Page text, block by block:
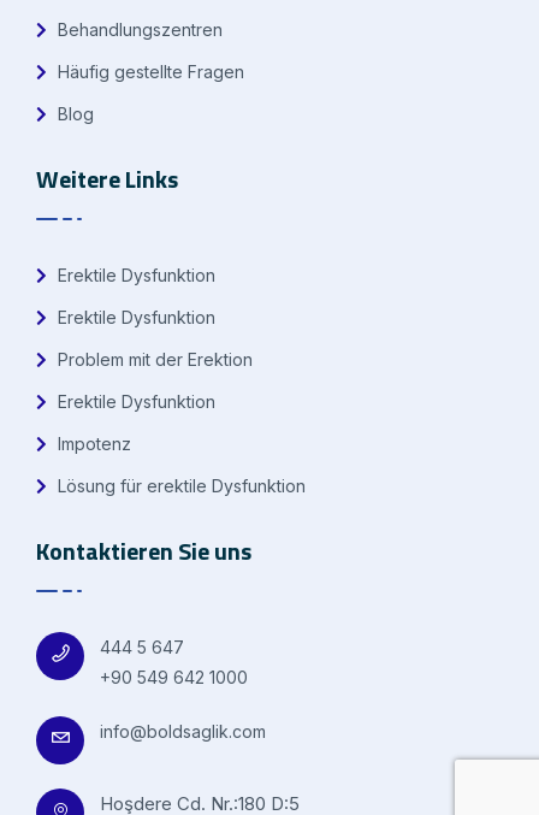
Behandlungszentren
Häufig gestellte Fragen
Blog
Weitere Links
Erektile Dysfunktion
Erektile Dysfunktion
Problem mit der Erektion
Erektile Dysfunktion
Impotenz
Lösung für erektile Dysfunktion
Kontaktieren Sie uns
444 5 647
+90 549 642 1000
info@boldsaglik.com
Hoşdere Cd. Nr.:180 D:5